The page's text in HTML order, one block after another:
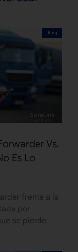
Blog
Vs.
Es Lo
frente a la
por
se pierde